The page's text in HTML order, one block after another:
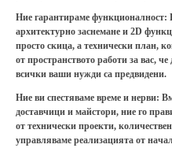
Ние гарантираме функционалност:
архитектурно заснемане и 2D
просто скица, а технически план,
от пространството работи за вас,
всички ваши нужди са предвидени.
Ние ви спестяваме време и нерви:
доставчици и майстори, ние го
от технически проекти,
управляваме реализацията от